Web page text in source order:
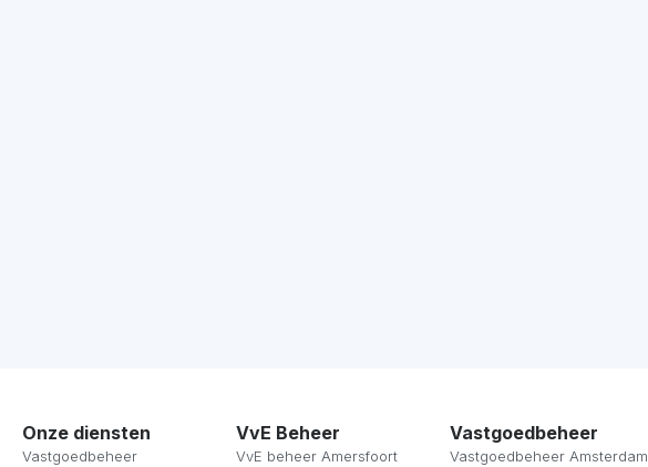
Onze diensten
Vastgoedbeheer
VvE Beheer
VvE beheer Amersfoort
Vastgoedbeheer
Vastgoedbeheer Amsterdam